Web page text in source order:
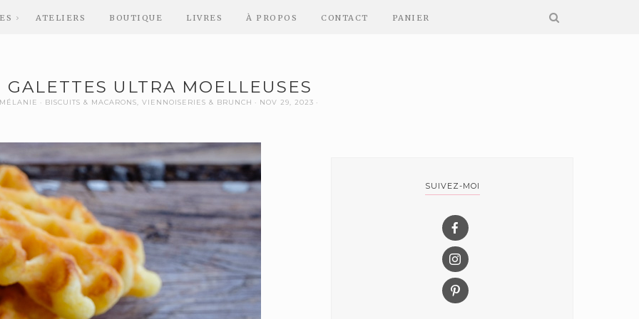
ATELIERS BOUTIQUE LIVRES À PROPOS CONTACT PANIER
GALETTES ULTRA MOELLEUSES
MÉLANIE BISCUITS & MACARONS VIENNOISERIES & BRUNCH NOV 29, 2023
SUIVEZ-MOI